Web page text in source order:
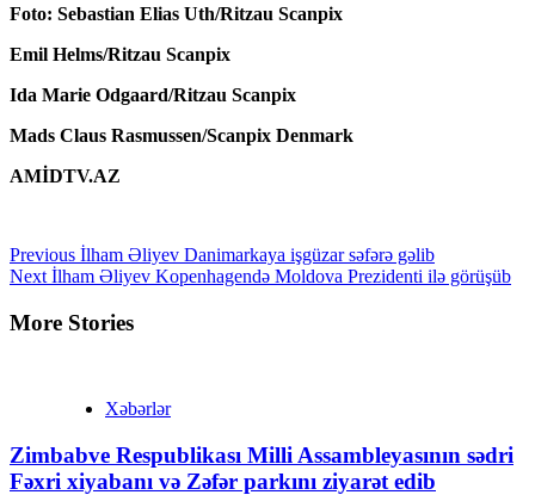
Foto: Sebastian Elias Uth/Ritzau Scanpix
Emil Helms/Ritzau Scanpix
Ida Marie Odgaard/Ritzau Scanpix
Mads Claus Rasmussen/Scanpix Denmark
AMİDTV.AZ
Continue
Reading
Previous İlham Əliyev Danimarkaya işgüzar səfərə gəlib
Next İlham Əliyev Kopenhagendə Moldova Prezidenti ilə görüşüb
More Stories
Xəbərlər
Zimbabve Respublikası Milli Assambleyasının sədri
Fəxri xiyabanı və Zəfər parkını ziyarət edib